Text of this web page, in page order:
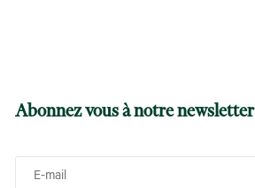
Abonnez vous à notre newsletter